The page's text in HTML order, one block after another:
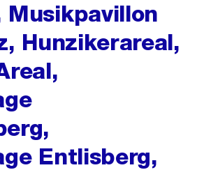
Musikpavillon
Hunzikerareal,
Entlisberg,